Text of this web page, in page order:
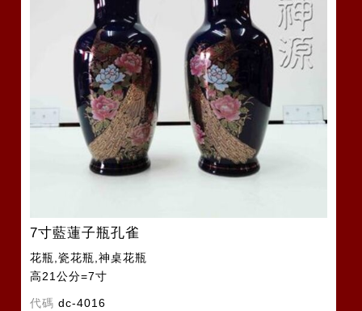
7寸藍蓮子瓶孔雀
花瓶,瓷花瓶,神桌花瓶
高21公分=7寸
代碼 dc-4016